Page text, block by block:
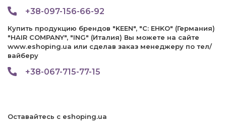
+38-097-156-66-92
Купить продукцию брендов "KEEN", "C: EHKO" (Германия)
"HAIR COMPANY", "ING" (Италия) Вы можете на сайте
www.eshoping.ua или сделав заказ менеджеру по тел/
вайберу
+38-067-715-77-15
Оставайтесь с eshoping.ua